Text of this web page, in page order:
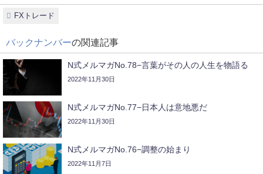
FXトレード
バックナンバーの関連記事
N式メルマガNo.78−言葉がその人の人生を物語る
2022年11月30日
N式メルマガNo.77−日本人は意地悪だ
2022年11月30日
N式メルマガNo.76−調整の始まり
2022年11月7日